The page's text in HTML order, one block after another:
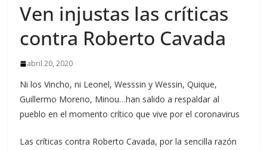
Ven injustas las críticas
contra Roberto Cavada
abril 20, 2020
Ni los Vincho, ni Leonel, Wesssin y Wessin, Quique,
Guillermo Moreno, Minou…han salido a respaldar al
pueblo en el momento crítico que vive por el coronavirus
Las críticas contra Roberto Cavada, por la sencilla razón